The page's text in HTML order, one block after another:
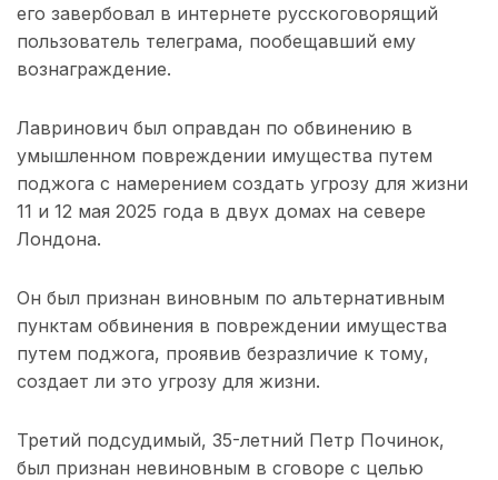
его завербовал в интернете русскоговорящий
пользователь телеграма, пообещавший ему
вознаграждение.
Лавринович был оправдан по обвинению в
умышленном повреждении имущества путем
поджога с намерением создать угрозу для жизни
11 и 12 мая 2025 года в двух домах на севере
Лондона.
Он был признан виновным по альтернативным
пунктам обвинения в повреждении имущества
путем поджога, проявив безразличие к тому,
создает ли это угрозу для жизни.
Третий подсудимый, 35-летний Петр Починок,
был признан невиновным в сговоре с целью